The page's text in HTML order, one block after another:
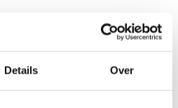
Details Over
door ervaren professionals,
praktijk.
workshops in juni